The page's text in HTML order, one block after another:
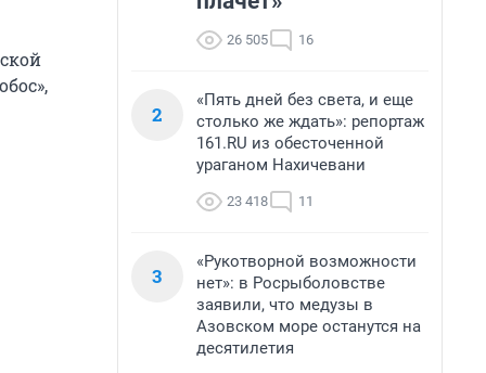
26 505 16
2
«Пять дней без света, и еще
столько же ждать»: репортаж
161.RU из обесточенной
ураганом Нахичевани
23 418 11
3
«Рукотворной возможности
нет»: в Росрыболовстве
заявили, что медузы в
Азовском море останутся на
десятилетия